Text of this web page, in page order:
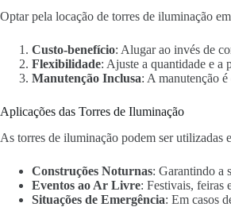
Optar pela locação de torres de iluminação
Custo-benefício: Alugar ao invés de
Flexibilidade: Ajuste a quantidade e a
Manutenção Inclusa: A manutenção
Aplicações das Torres de Iluminação
As torres de iluminação podem ser utilizadas
Construções Noturnas: Garantindo a
Eventos ao Ar Livre: Festivais, feiras
Situações de Emergência: Em casos